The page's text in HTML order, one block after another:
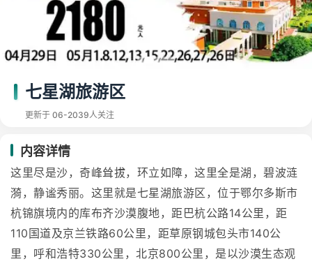
七星湖旅游区
更新于 06-2039人关注
内容详情
这里尽是沙，奇峰耸拔，环立如障，这里全是湖，碧波涟
漪，静谧秀丽。这里就是七星湖旅游区，位于鄂尔多斯市
杭锦旗境内的库布齐沙漠腹地，距巴杭公路14公里，距
110国道及京兰铁路60公里，距草原钢城包头市140公
里，呼和浩特330公里，北京800公里，是以沙漠生态观